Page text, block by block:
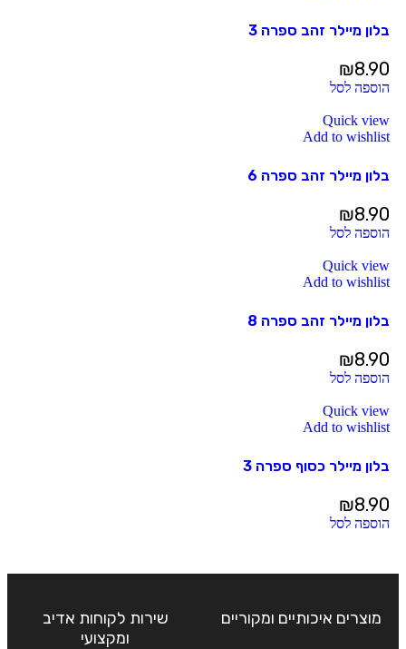
בלון מיילר זהב ספרה 3
₪8.90
הוספה לסל
Quick view
Add to wishlist
בלון מיילר זהב ספרה 6
₪8.90
הוספה לסל
Quick view
Add to wishlist
בלון מיילר זהב ספרה 8
₪8.90
הוספה לסל
Quick view
Add to wishlist
בלון מיילר כסוף ספרה 3
₪8.90
הוספה לסל
מוצרים איכותיים ומקוריים
שירות לקוחות אדיב
ומקצועי